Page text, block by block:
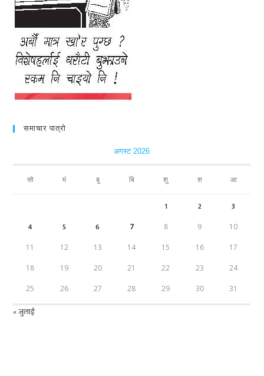
समाचार पात्रो
अगस्ट 2026
सो मं बु बि शु श आ
1 2
3
4
5 6 7 8 9 10
11 12 13 14 15 16 17
18 19 20 21 22 23 24
25 26 27 28 29 30 31
« जुलाई